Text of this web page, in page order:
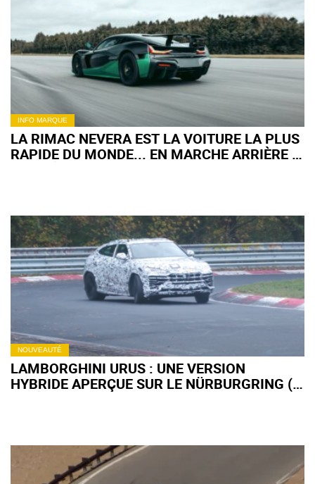
INFO MARQUE
LA RIMAC NEVERA EST LA VOITURE LA PLUS
RAPIDE DU MONDE... EN MARCHE ARRIÈRE !
NOUVEAUTÉ
LAMBORGHINI URUS : UNE VERSION
HYBRIDE APERÇUE SUR LE NÜRBURGRING (+